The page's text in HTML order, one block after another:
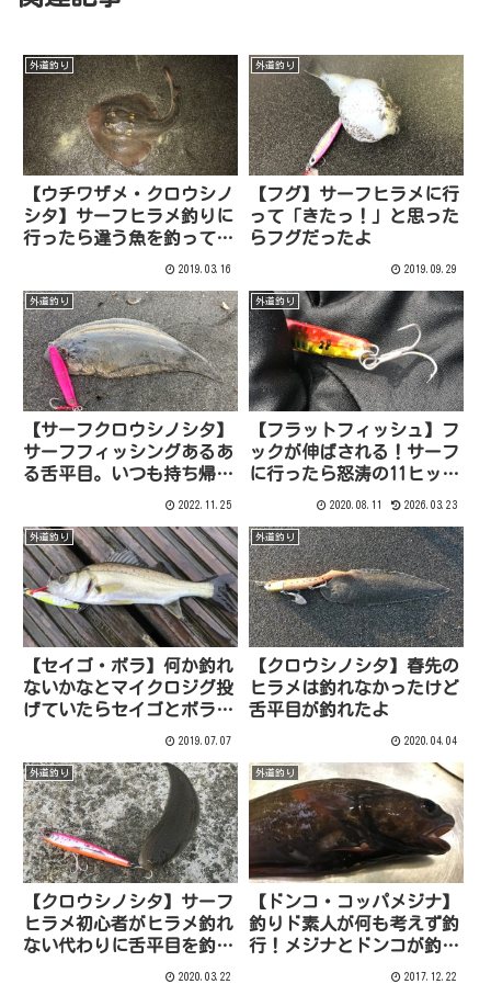
外道釣り
【ウチワザメ・クロウシノ
シタ】サーフヒラメ釣りに
行ったら違う魚を釣ってき
2019.03.16
外道釣り
【フグ】サーフヒラメに行
って「きたっ！」と思った
らフグだったよ
2019.09.29
外道釣り
【サーフクロウシノシタ】
サーフフィッシングあるあ
る舌平目。いつも持ち帰ろ
2022.11.25
外道釣り
【フラットフィッシュ】フ
ックが伸ばされる！サーフ
に行ったら怒涛の11ヒッ
2020.08.11 2026.03.23
外道釣り
【セイゴ・ボラ】何か釣れ
ないかなとマイクロジグ投
げていたらセイゴとボラが
2019.07.07
外道釣り
【クロウシノシタ】春先の
ヒラメは釣れなかったけど
舌平目が釣れたよ
2020.04.04
外道釣り
【クロウシノシタ】サーフ
ヒラメ初心者がヒラメ釣れ
ない代わりに舌平目を釣っ
2020.03.22
外道釣り
【ドンコ・コッパメジナ】
釣りド素人が何も考えず釣
行！メジナとドンコが釣れ
2017.12.22